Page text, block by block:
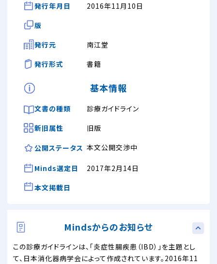
発行年月日
2016年11月10日
版
発行元
南江堂
発行形式
書籍
基本情報
文書の種類
診療ガイドライン
新旧属性
旧版
公開ステータス 本文公開交渉中
Minds選定日
2017年2月14日
本文掲載日
Mindsからのお知らせ
この診療ガイドラインは、「炎症性腸疾患（IBD）」を主題とし
て、日本消化器病学会によって作成されています。2016年11